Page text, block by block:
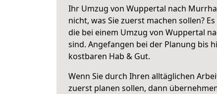
Ihr Umzug von Wuppertal nach
nicht, was Sie zuerst machen sollen?
die bei einem Umzug von Wuppertal
sind. Angefangen bei der Planung bis
kostbaren Hab & Gut.
Wenn Sie durch Ihren alltäglichen
zuerst planen sollen, dann